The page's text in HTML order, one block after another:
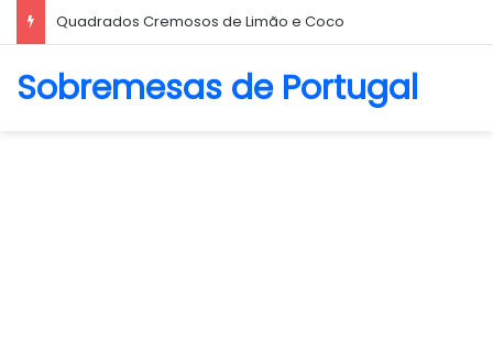
Quadrados Cremosos de Limão e Coco
Sobremesas de Portugal